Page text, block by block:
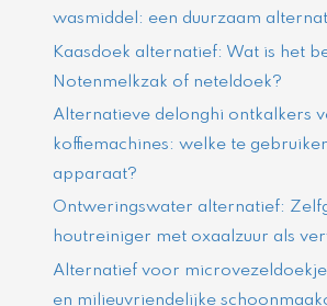
wasmiddel: een duurzaam
Kaasdoek alternatief: Wat is het
Notenmelkzak of neteldoek?
Alternatieve delonghi ontkalkers
koffiemachines: welke te
apparaat?
Ontweringswater alternatief:
houtreiniger met oxaalzuur als
Alternatief voor
en milieuvriendelijke